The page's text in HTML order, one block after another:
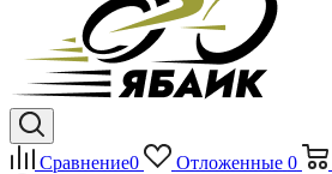
Сравнение0 Отложенные 0